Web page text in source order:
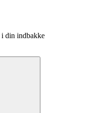
i din indbakke